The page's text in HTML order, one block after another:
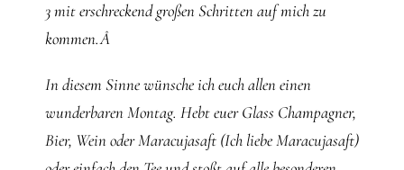
3 mit erschreckend großen Schritten auf mich zu
kommen.Â
In diesem Sinne wünsche ich euch allen einen
wunderbaren Montag. Hebt euer Glass Champagner,
Bier, Wein oder Maracujasaft (Ich liebe Maracujasaft)